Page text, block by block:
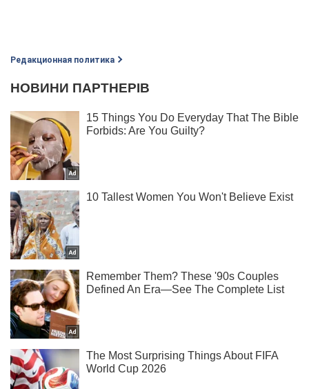
Редакционная политика